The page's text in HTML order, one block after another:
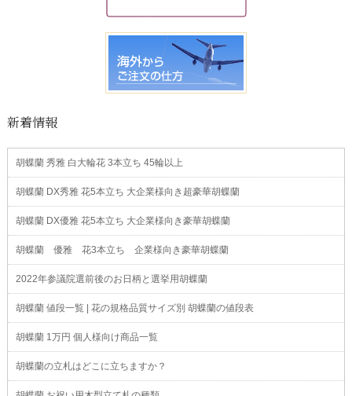
新着情報
胡蝶蘭 秀雅 白大輪花 3本立ち 45輪以上
胡蝶蘭 DX秀雅 花5本立ち 大企業様向き超豪華胡蝶蘭
胡蝶蘭 DX優雅 花5本立ち 大企業様向き豪華胡蝶蘭
胡蝶蘭 優雅 花3本立ち 企業様向き豪華胡蝶蘭
2022年参議院選前後のお日柄と選挙用胡蝶蘭
胡蝶蘭 値段一覧 | 花の規格品質サイズ別 胡蝶蘭の値段表
胡蝶蘭 1万円 個人様向け商品一覧
胡蝶蘭の立札はどこに立ちますか？